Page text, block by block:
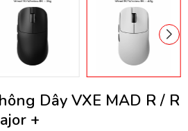
Dây VXE MAD R / R
+